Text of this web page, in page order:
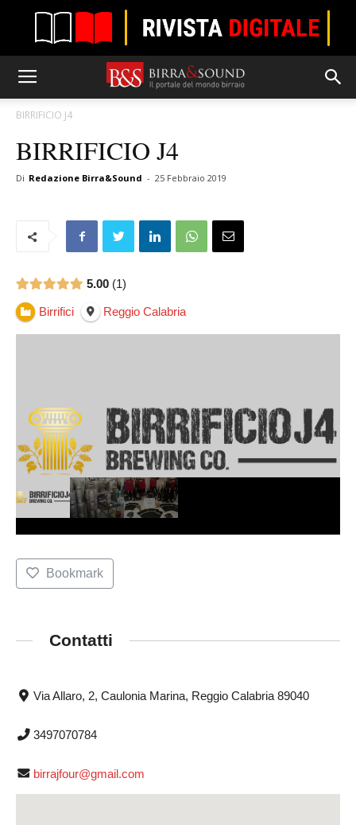
BIRRIFICIO J4
BIRRIFICIO J4
Di Redazione Birra&Sound - 25 Febbraio 2019
5.00 1
Birrifici Reggio Calabria
Bookmark
Contatti
Via Allaro, 2, Caulonia Marina, Reggio Calabria 89040
3497070784
birrajfour@gmail.com